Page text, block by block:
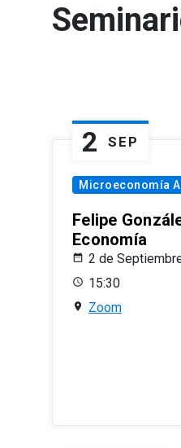
2 SEP
Microeconomía
Felipe
Economía
2 de
15:30
Zoom